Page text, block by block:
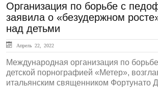
Организация по борьбе с
заявила о «безудержном
над детьми
Апрель 22, 2022
Международная организация по
детской порнографией «Метер»,
итальянским священником Фортунато